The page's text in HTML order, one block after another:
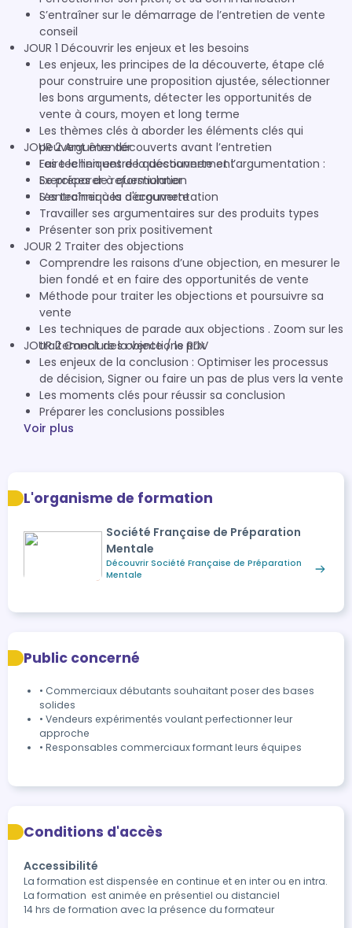
S’entraîner sur le démarrage de l’entretien de vente
conseil
JOUR 1 Découvrir les enjeux et les besoins
Les enjeux, les principes de la découverte, étape clé
pour construire une proposition ajustée, sélectionner
les bons arguments, détecter les opportunités de
vente à cours, moyen et long terme
Les thèmes clés à aborder les éléments clés qui
peuvent être découverts avant l’entretien
Les techniques de questionnement
Se préparer à questionner
S’entraîner à la découverte
JOUR 2 Argumenter
Faire le lien entre la découverte et l’argumentation :
Exercices de reformulation
Les techniques d'argumentation
Travailler ses argumentaires sur des produits types
Présenter son prix positivement
JOUR 2 Traiter des objections
Comprendre les raisons d’une objection, en mesurer le
bien fondé et en faire des opportunités de vente
Méthode pour traiter les objections et poursuivre sa
vente
Les techniques de parade aux objections . Zoom sur les
traitement des objections prix
JOUR 2 Conclure la vente / le RDV
Les enjeux de la conclusion : Optimiser les processus
de décision, Signer ou faire un pas de plus vers la vente
Les moments clés pour réussir sa conclusion
Préparer les conclusions possibles
Voir plus
L'organisme de formation
Société Française de Préparation
Mentale
Découvrir Société Française de Préparation
Mentale
Public concerné
• Commerciaux débutants souhaitant poser des bases
solides
• Vendeurs expérimentés voulant perfectionner leur
approche
• Responsables commerciaux formant leurs équipes
Conditions d'accès
Accessibilité
La formation est dispensée en continue et en inter ou en intra.
La formation  est animée en présentiel ou distanciel
14 hrs de formation avec la présence du formateur